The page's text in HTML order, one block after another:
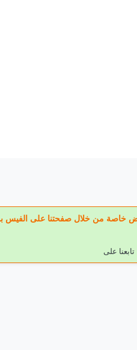
خاصة من خلال صفحتنا على الفيس
تابعنا على